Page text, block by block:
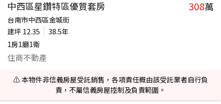
中西區星鑽特區優質套房 308萬
台南市中西區金城街
建坪 12.35
38.5年
1房1廳1衛
住商不動產
⚠️ 本物件非信義房屋受託銷售，各項責任概由該受託業者自行負
責，不屬信義房屋控制及負責範圍。